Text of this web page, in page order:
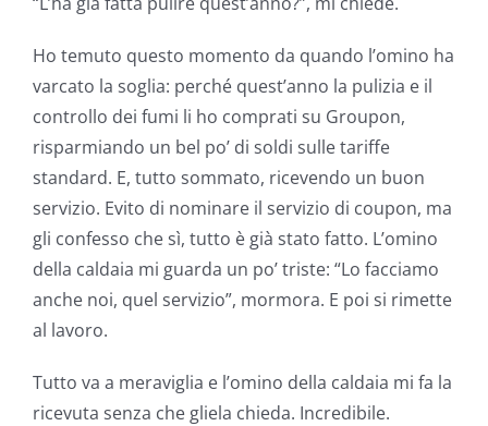
Ho temuto questo momento da quando l’omino ha
varcato la soglia: perché quest’anno la pulizia e il
controllo dei fumi li ho comprati su Groupon,
risparmiando un bel po’ di soldi sulle tariffe
standard. E, tutto sommato, ricevendo un buon
servizio. Evito di nominare il servizio di coupon, ma
gli confesso che sì, tutto è già stato fatto. L’omino
della caldaia mi guarda un po’ triste: “Lo facciamo
anche noi, quel servizio”, mormora. E poi si rimette
al lavoro.
Tutto va a meraviglia e l’omino della caldaia mi fa la
ricevuta senza che gliela chieda. Incredibile.